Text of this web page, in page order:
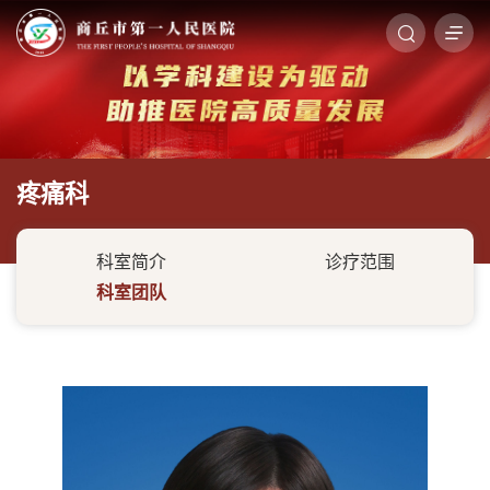
疼痛科
科室简介
诊疗范围
科室团队